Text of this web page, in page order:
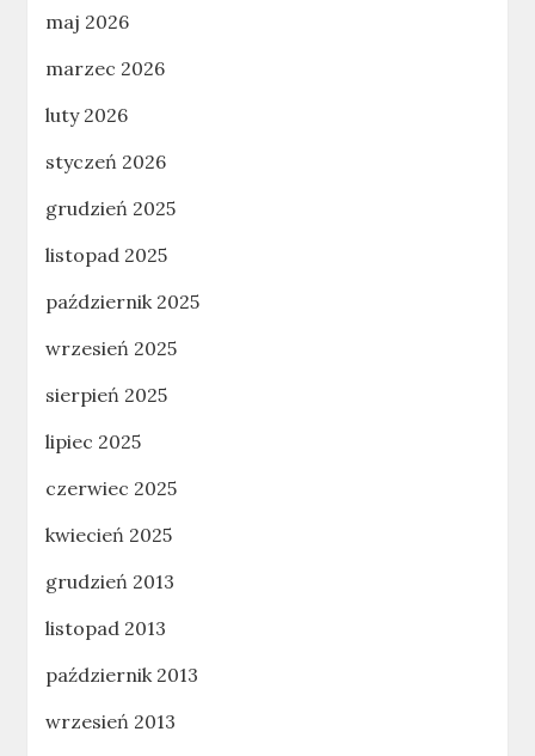
maj 2026
marzec 2026
luty 2026
styczeń 2026
grudzień 2025
listopad 2025
październik 2025
wrzesień 2025
sierpień 2025
lipiec 2025
czerwiec 2025
kwiecień 2025
grudzień 2013
listopad 2013
październik 2013
wrzesień 2013